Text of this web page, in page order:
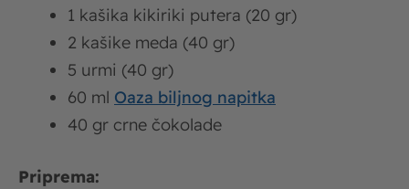
1 kašika kikiriki putera (20 gr)
2 kašike meda (40 gr)
5 urmi (40 gr)
60 ml Oaza biljnog napitka
40 gr crne čokolade
Priprema: